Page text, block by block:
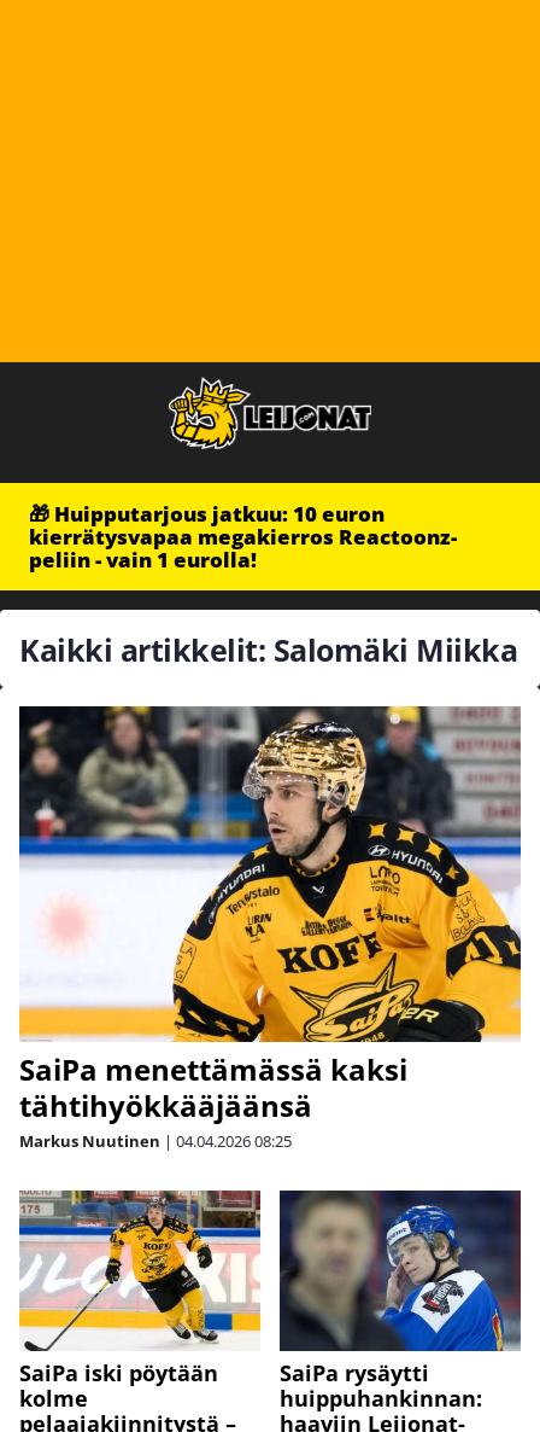
🎁 Huipputarjous jatkuu: 10 euron
kierrätysvapaa megakierros Reactoonz-
peliin - vain 1 eurolla!
Kaikki artikkelit: Salomäki Miikka
SaiPa menettämässä kaksi
tähtihyökkääjäänsä
Markus Nuutinen | 04.04.202608:25
SaiPa iski pöytään
kolme
pelaajakiinnitystä –
SaiPa rysäytti
huippuhankinnan:
haaviin Leijonat-